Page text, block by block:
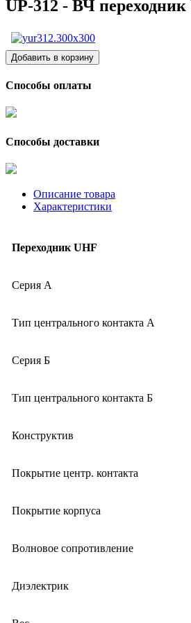
UP-312 - ВЧ
Способы оплаты
Способы доставки
Описание товара
Характеристики
Переходник UHF
Серия А
Тип центрального контакта А
Серия Б
Тип центрального контакта Б
Конструктив
Покрытие центр. контакта
Покрытие корпуса
Волновое сопротивление
Диэлектрик